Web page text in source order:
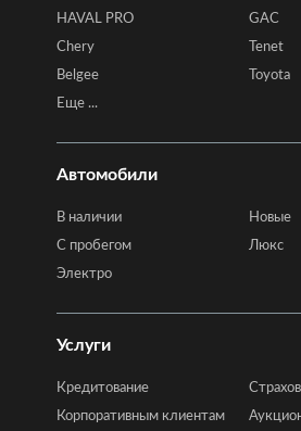
HAVAL PRO
GAC
Chery
Tenet
Belgee
Toyota
Еще ...
Автомобили
В наличии
Новые
C пробегом
Люкс
Электро
Услуги
Кредитование
Корпоративным клиентам